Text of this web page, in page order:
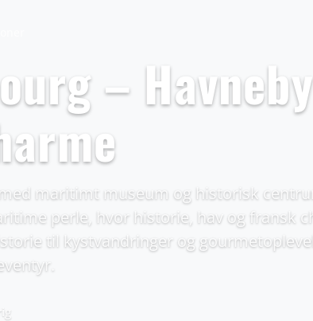
–
maritimt museum og historisk
perle, hvor historie, hav og fransk
til kystvandringer og